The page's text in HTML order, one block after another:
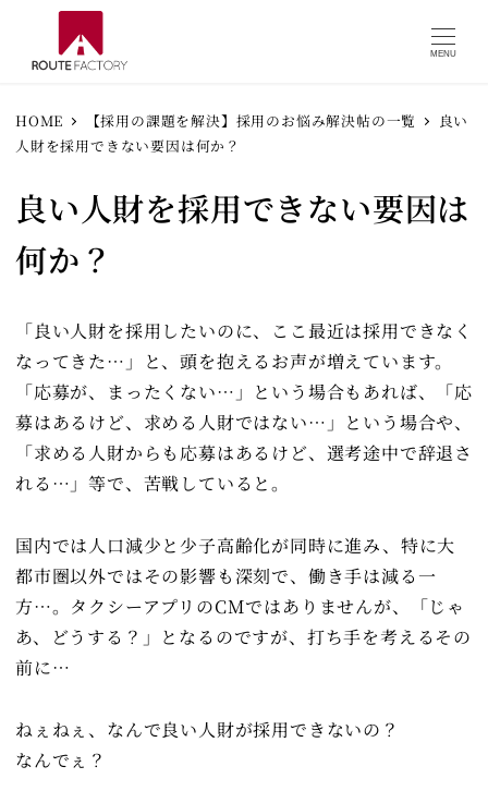
MENU
HOME 【採用の課題を解決】採用のお悩み解決帖の一覧
良い
人財を採用できない要因は何か？
良い人財を採用できない要因は
何か？
「良い人財を採用したいのに、ここ最近は採用できなく
なってきた…」と、頭を抱えるお声が増えています。
「応募が、まったくない…」という場合もあれば、「応
募はあるけど、求める人財ではない…」という場合や、
「求める人財からも応募はあるけど、選考途中で辞退さ
れる…」等で、苦戦していると。
国内では人口減少と少子高齢化が同時に進み、特に大
都市圏以外ではその影響も深刻で、働き手は減る一
方…。タクシーアプリのCMではありませんが、「じゃ
あ、どうする？」となるのですが、打ち手を考えるその
前に…
ねぇねぇ、なんで良い人財が採用できないの？
なんでぇ？